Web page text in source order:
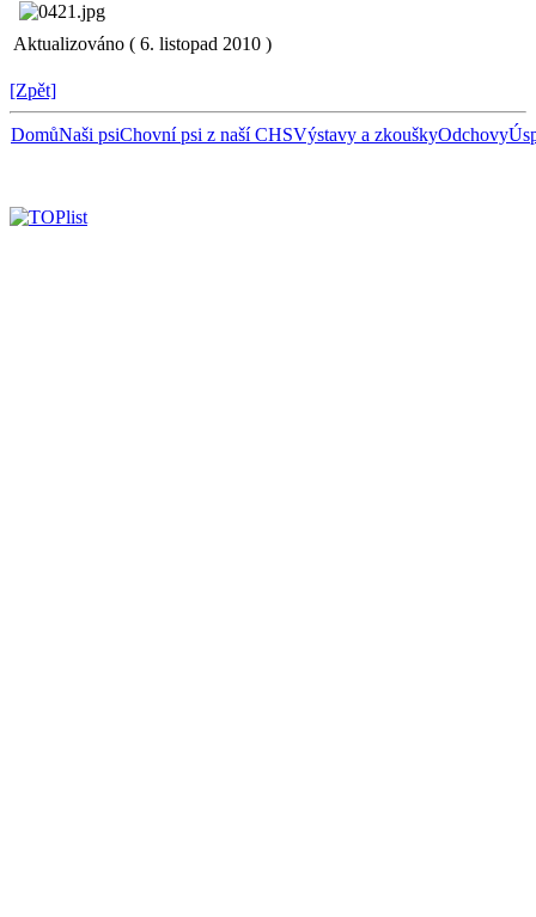
Aktualizováno ( 6. listopad 2010 )
[Zpět]
DomůNaši psiChovní psi z naší CHSVýstavy a zkouškyOdchovy